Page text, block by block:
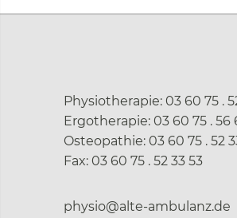
Physiotherapie: 03 60 75 .
Ergotherapie: 03 60 75 . 56
Osteopathie: 03 60 75 . 52
Fax: 03 60 75 . 52 33 53
physio@alte-ambulanz.de